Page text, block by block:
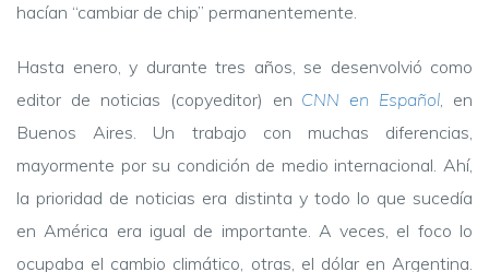
hacían “cambiar de chip” permanentemente.
Hasta enero, y durante tres años, se desenvolvió como
editor de noticias (copyeditor) en CNN en Español, en
Buenos Aires. Un trabajo con muchas diferencias,
mayormente por su condición de medio internacional. Ahí,
la prioridad de noticias era distinta y todo lo que sucedía
en América era igual de importante. A veces, el foco lo
ocupaba el cambio climático, otras, el dólar en Argentina.